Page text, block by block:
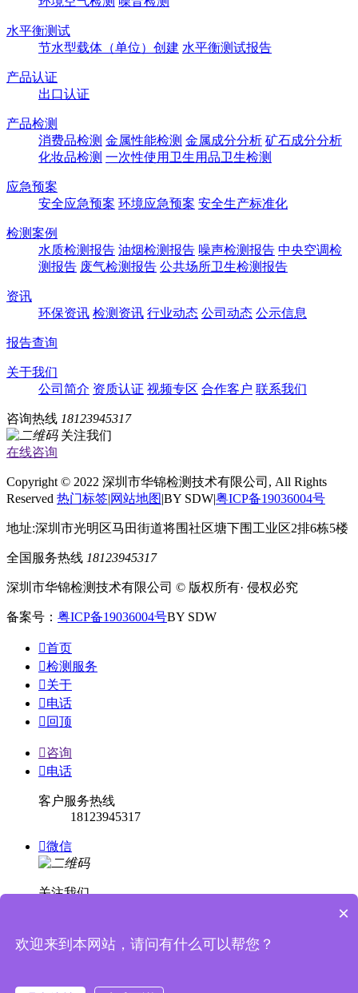
水平衡测试
节水型载体（单位）创建 水平衡测试报告
产品认证
出口认证
产品检测
消费品检测 金属性能检测 金属成分分析 矿石成分分析
化妆品检测 一次性使用卫生用品卫生检测
应急预案
安全应急预案 环境应急预案 安全生产标准化
检测案例
水质检测报告 油烟检测报告 噪声检测报告 中央空调检
测报告 废气检测报告 公共场所卫生检测报告
资讯
环保资讯 检测资讯 行业动态 公司动态 公示信息
报告查询
关于我们
公司简介 资质认证 视频专区 合作客户 联系我们
咨询热线 18123945317
关注我们
在线咨询
Copyright © 2022 深圳市华锦检测技术有限公司, All Rights
Reserved 热门标签|网站地图|BY SDW|粤ICP备19036004号
地址:深圳市光明区马田街道将围社区塘下围工业区2排6栋5楼
全国服务热线 18123945317
深圳市华锦检测技术有限公司 © 版权所有· 侵权必究
备案号： 粤ICP备19036004号BY SDW
首页
检测服务
关于
电话
 回顶
咨询
电话
客户服务热线
18123945317
微信
关注我们

消息提示
×
欢迎来到本网站，请问有什么可以帮您？